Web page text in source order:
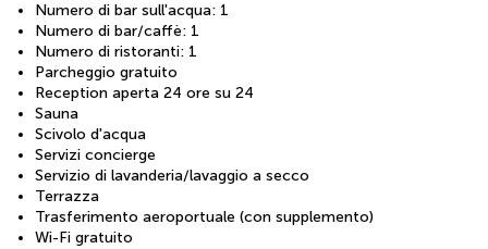
Numero di bar sull'acqua: 1
Numero di bar/caffè: 1
Numero di ristoranti: 1
Parcheggio gratuito
Reception aperta 24 ore su 24
Sauna
Scivolo d'acqua
Servizi concierge
Servizio di lavanderia/lavaggio a secco
Terrazza
Trasferimento aeroportuale (con supplemento)
Wi-Fi gratuito